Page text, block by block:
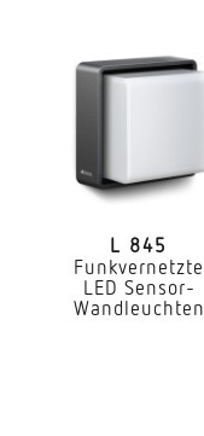
Aufputz
Montagehöhe max
L 845
Funkvernetzte
LED Sensor-
Wandleuchten